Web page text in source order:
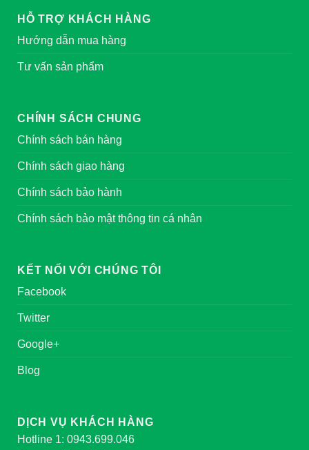
HỖ TRỢ KHÁCH HÀNG
Hướng dẫn mua hàng
Tư vấn sản phẩm
CHÍNH SÁCH CHUNG
Chính sách bán hàng
Chính sách giao hàng
Chính sách bảo hành
Chính sách bảo mật thông tin cá nhân
KẾT NỐI VỚI CHÚNG TÔI
Facebook
Twitter
Google+
Blog
DỊCH VỤ KHÁCH HÀNG
Hotline 1: 0943.699.046